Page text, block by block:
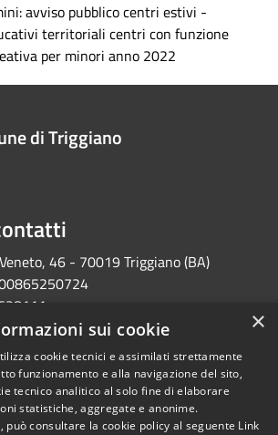
avviso pubblico centri estivi -
territoriali centri con funzione
per minori anno 2022
di Triggiano
46 - 70019 Triggiano (BA)
Copyright © 2026 • Comune di
Triggiano • Powered by
×
sui cookie
cookie tecnici e assimilati strettamente
funzionamento e alla navigazione del sito,
tecnico analitico al solo fine di elaborare
statistiche, aggregate e anonime.
può consultare la cookie policy al seguente Link